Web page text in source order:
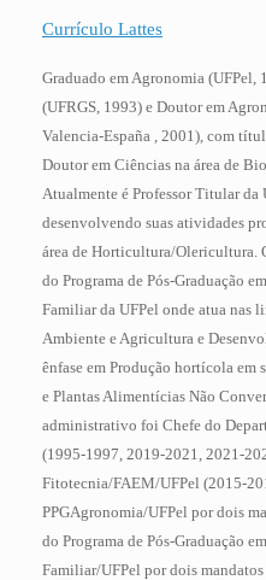
Currículo Lattes
Graduado em Agronomia (UFPel,
(UFRGS, 1993) e Doutor em
Valencia-España , 2001), com
Doutor em Ciências na área de
Atualmente é Professor Titular da
desenvolvendo suas atividades
área de Horticultura/Olericultura.
do Programa de Pós-Graduação
Familiar da UFPel onde atua nas
Ambiente e Agricultura e
ênfase em Produção hortícola em
e Plantas Alimentícias Não
administrativo foi Chefe do
(1995-1997, 2019-2021, 2021-
Fitotecnia/FAEM/UFPel (2015-
PPGAgronomia/UFPel por dois
do Programa de Pós-Graduação
Familiar/UFPel por dois